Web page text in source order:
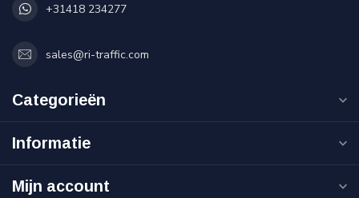
+31418 234277
sales@ri-traffic.com
Categorieën
Informatie
Mijn account